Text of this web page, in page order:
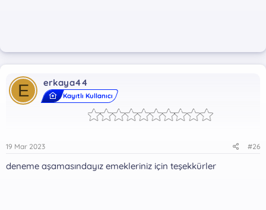
E erkaya44
Kayıtlı Kullanıcı
19 Mar 2023 #26
deneme aşamasındayız emekleriniz için teşekkürler